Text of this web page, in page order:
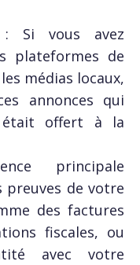
: Si vous avez
plateformes de
médias locaux,
annonces qui
offert à la
principale
preuves de votre
des factures
fiscales, ou
avec votre